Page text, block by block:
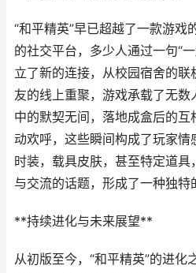
“和平精英”早已超越了一款游戏
的社交平台，多少人通过一句“
立了新的连接，从校园宿舍的
友的线上重聚，游戏承载了无
中的默契无间，落地成盒后的
动欢呼，这些瞬间构成了玩家情
时装，载具皮肤，甚至特定道
与交流的话题，形成了一种独特
**持续进化与未来展望**
从初版至今，“和平精英”的进化